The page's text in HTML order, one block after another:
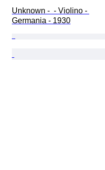
Unknown -  - Violino -
Germania - 1930